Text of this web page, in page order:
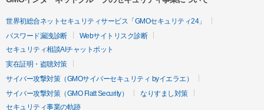
世界初総合ネットセキュリティサービス「GMOセキュリティ24」
パスワード漏洩診断
Webサイトリスク診断
セキュリティ相談AIチャットボット
実在証明・盗聴対策
サイバー攻撃対策（GMOサイバーセキュリティ byイエラエ）
サイバー攻撃対策（GMO Flatt Security）
なりすまし対策
セキュリティ事業の軌跡